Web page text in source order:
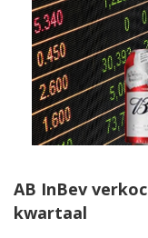
AB InBev
kwartaal